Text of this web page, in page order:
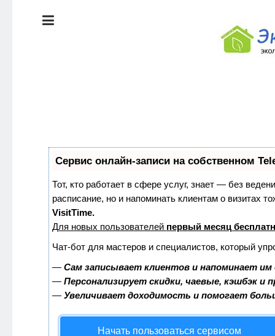
ЭКОЛОГИЯ
СТИЛЬ
ЖИЗНИ
ЭКОЛОГИЯ
ДОМА
КРАСОТА И
ЗДОРОВЬЕ
Сервис онлайн-записи на собственном
Тот, кто работает в сфере услуг, знает — без
расписание, но и напоминать клиентам о
VisitTime.
Для новых пользователей первый месяц
Чат-бот для мастеров и специалистов, который
— Сам записывает клиентов и напоминает им
— Персонализирует скидки, чаевые, кэшбэк и
— Увеличивает доходимость и помогает
Начать пользоваться сервисом